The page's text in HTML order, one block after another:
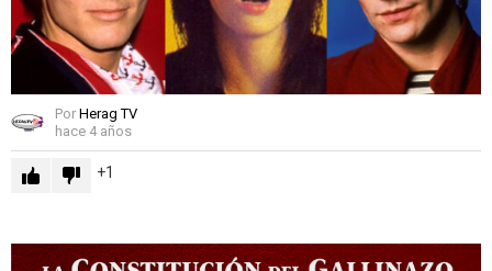
Por Herag TV
hace 4 años
1